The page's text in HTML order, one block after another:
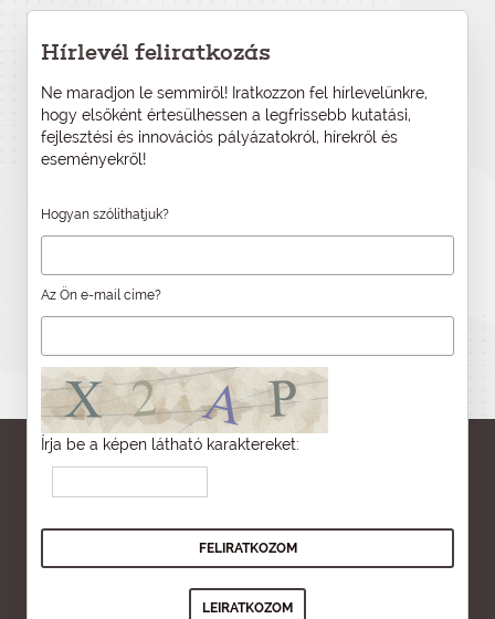
Hírlevél feliratkozás
Ne maradjon le semmiről! Iratkozzon fel hírlevelünkre,
hogy elsőként értesülhessen a legfrissebb kutatási,
fejlesztési és innovációs pályázatokról, hírekről és
eseményekről!
Hogyan szólíthatjuk?
Az Ön e-mail címe?
Írja be a képen látható karaktereket: